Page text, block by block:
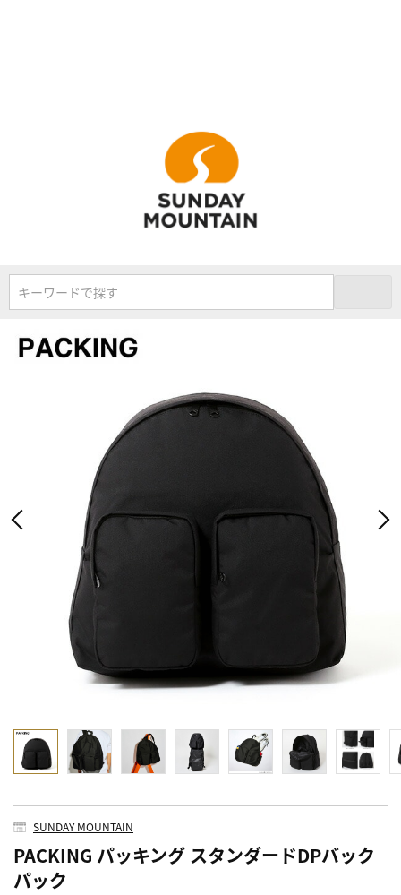
キーワードで探す
SUNDAY MOUNTAIN
PACKING パッキング スタンダードDPバック
パック